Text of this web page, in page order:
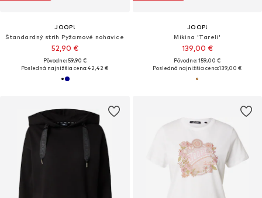
JOOP!
Štandardný strih Pyžamové nohavice
52,90 €
Pôvodne: 59,90 €
Posledná najnižšia cena:42,42 €
JOOP!
Mikina 'Tareli'
139,00 €
Pôvodne: 159,00 €
Posledná najnižšia cena:139,00 €